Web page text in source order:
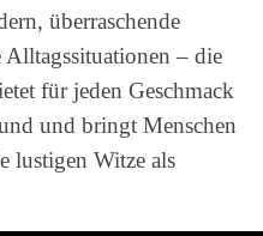
überraschende
– die
für jeden Geschmack
und bringt Menschen
lustigen Witze als